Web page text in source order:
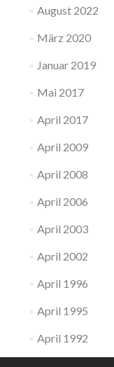
August 2022
März 2020
Januar 2019
Mai 2017
April 2017
April 2009
April 2008
April 2006
April 2003
April 2002
April 1996
April 1995
April 1992